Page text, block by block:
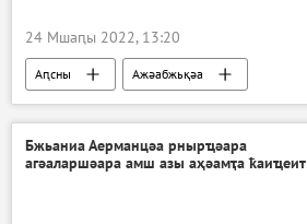
24 Мшаԥы 2022, 13:20
Аԥсны Ажәабжьқәа
Бжьаниа Аерманцәа рнырҵәара
агәаларшәара амш азы аҳәамҭа ҟаиҵеит